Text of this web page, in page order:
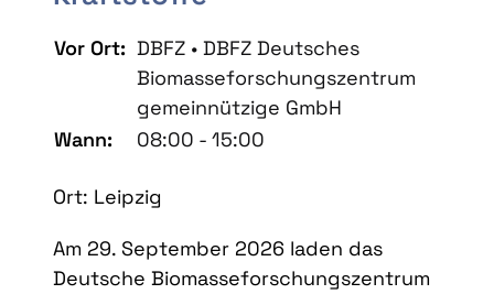
Vor Ort: DBFZ • DBFZ Deutsches
Biomasseforschungszentrum
gemeinnützige GmbH
Wann:
08:00 - 15:00
Ort: Leipzig
Am 29. September 2026 laden das
Deutsche Biomasseforschungszentrum